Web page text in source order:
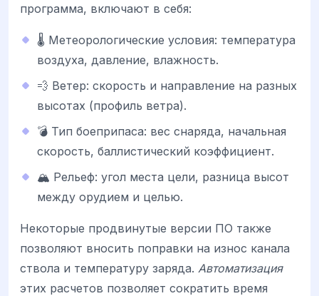
программа, включают в себя:
🌡️ Метеорологические условия: температура
воздуха, давление, влажность.
💨 Ветер: скорость и направление на разных
высотах (профиль ветра).
💣 Тип боеприпаса: вес снаряда, начальная
скорость, баллистический коэффициент.
🏔️ Рельеф: угол места цели, разница высот
между орудием и целью.
Некоторые продвинутые версии ПО также
позволяют вносить поправки на износ канала
ствола и температуру заряда. Автоматизация
этих расчетов позволяет сократить время